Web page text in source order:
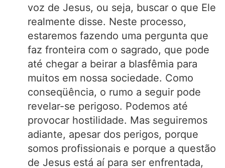
voz de Jesus, ou seja, buscar o que Ele
realmente disse. Neste processo,
estaremos fazendo uma pergunta que
faz fronteira com o sagrado, que pode
até chegar a beirar a blasfêmia para
muitos em nossa sociedade. Como
conseqüência, o rumo a seguir pode
revelar-se perigoso. Podemos até
provocar hostilidade. Mas seguiremos
adiante, apesar dos perigos, porque
somos profissionais e porque a questão
de Jesus está aí para ser enfrentada,